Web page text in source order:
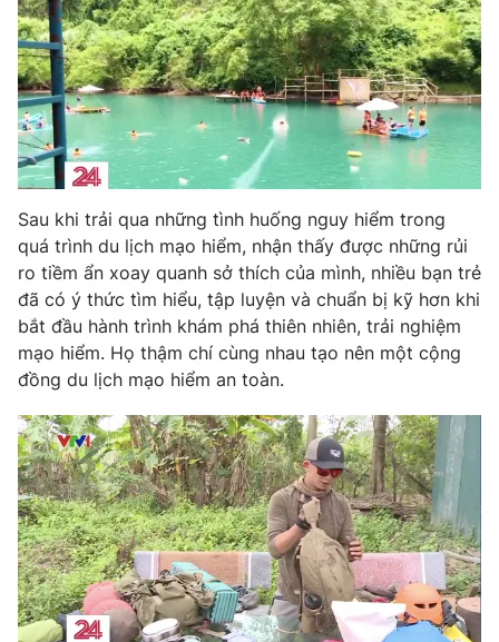
VTV4 Vươn mình bằng AI
VTV9 VTV8
Liên hệ tòa soạn English
THỜI BÁO VTV
Theo dõi báo trên
Cơ quan chủ quản:Đài Truyền hình Việt Nam
Cơ quan báo chí:Thời báo VTV
Giấy phép hoạt động báo in và báo điện tử số 483/GP-BTTTT
cấp ngày 29/12/2023
Tổng Biên tập:Vũ Thanh Thủy
Phó Tổng Biên tập:Nguyễn Thị Mỹ Hạnh, Phạm Quốc Thắng,
Nguyễn Trọng Ninh
Tổng đài VTV:024.38 355 931 - 024.38 355 932
Sau khi trải qua những tình huống nguy hiểm trong
quá trình du lịch mạo hiểm, nhận thấy được những rủi
ro tiềm ẩn xoay quanh sở thích của mình, nhiều bạn trẻ
đã có ý thức tìm hiểu, tập luyện và chuẩn bị kỹ hơn khi
bắt đầu hành trình khám phá thiên nhiên, trải nghiệm
mạo hiểm. Họ thậm chí cùng nhau tạo nên một cộng
đồng du lịch mạo hiểm an toàn.